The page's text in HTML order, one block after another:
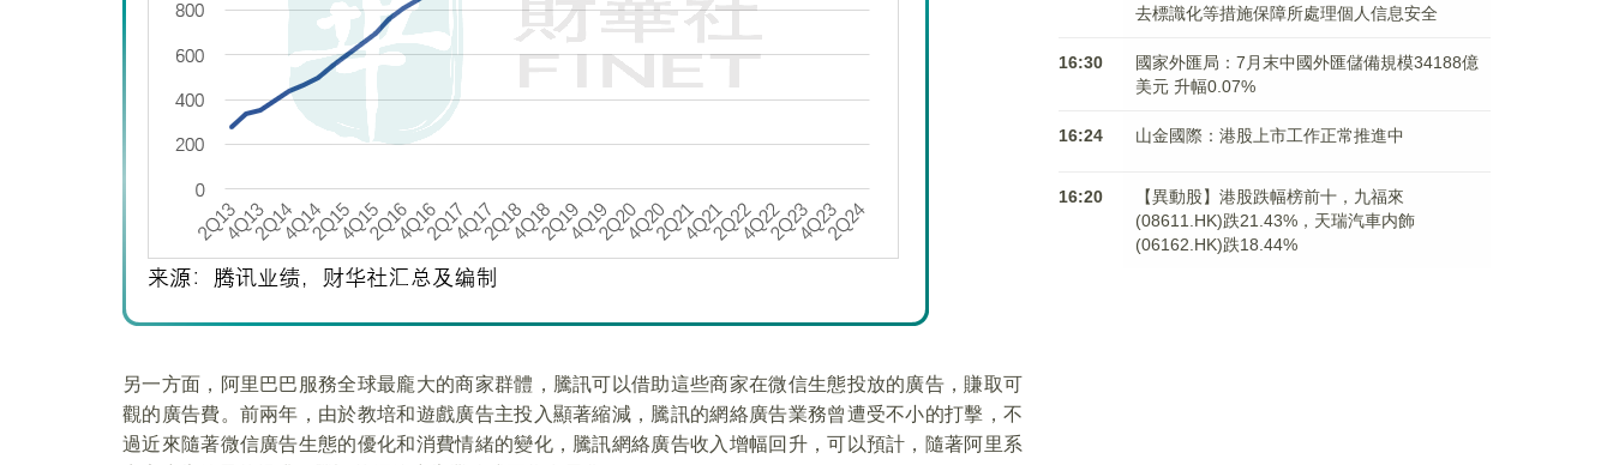
另一方面，阿里巴巴服務全球最龐大的商家群體，騰訊可以借助這些商家在微信生態投放的廣告，賺取可
觀的廣告費。前兩年，由於教培和遊戲廣告主投入顯著縮減，騰訊的網絡廣告業務曾遭受不小的打擊，不
過近來隨著微信廣告生態的優化和消費情緒的變化，騰訊網絡廣告收入增幅回升，可以預計，隨著阿里系
去標識化等措施保障所處理個人信息安全
16:30
國家外匯局：7月末中國外匯儲備規模34188億
美元 升幅0.07%
16:24 山金國際：港股上市工作正常推進中
16:20
【異動股】港股跌幅榜前十，九福來
(08611.HK)跌21.43%，天瑞汽車内飾
(06162.HK)跌18.44%